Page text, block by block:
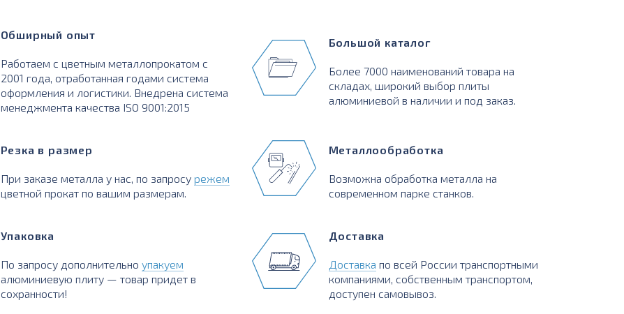
Обширный опыт
Работаем с цветным металлопрокатом с
2001 года, отработанная годами система
оформления и логистики. Внедрена система
менеджмента качества ISO 9001:2015
Резка в размер
При заказе металла у нас, по запросу режем
цветной прокат по вашим размерам.
Упаковка
По запросу дополнительно упакуем
алюминиевую плиту — товар придет в
сохранности!
Большой каталог
Более 7000 наименований товара на
складах, широкий выбор плиты
алюминиевой в наличии и под заказ.
Металлообработка
Возможна обработка металла на
современном парке станков.
Доставка
Доставка по всей России транспортными
компаниями, собственным транспортом,
доступен самовывоз.